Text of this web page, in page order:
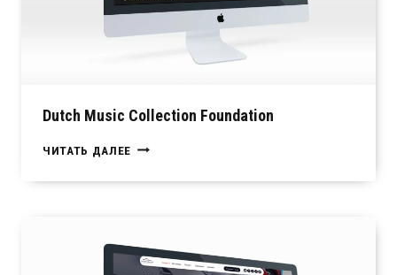
Dutch Music Collection Foundation
ЧИТАТЬ ДАЛЕЕ DUTCH
COLLECTION